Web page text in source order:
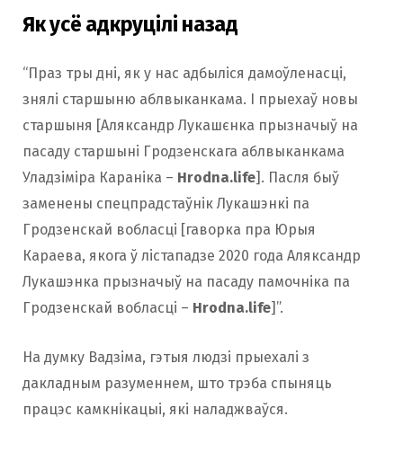
Як усё адкруцілі назад
“Праз тры дні, як у нас адбыліся дамоўленасці,
знялі старшыню аблвыканкама. І прыехаў новы
старшыня [Аляксандр Лукашєнка прызначыў на
пасаду старшыні Гродзенскага аблвыканкама
Уладзіміра Караніка – Hrodna.life]. Пасля быў
заменены спецпрадстаўнік Лукашэнкі па
Гродзенскай вобласці [гаворка пра Юрыя
Караева, якога ў лістападзе 2020 года Аляксандр
Лукашэнка прызначыў на пасаду памочніка па
Гродзенскай вобласці – Hrodna.life]”.
На думку Вадзіма, гэтыя людзі прыехалі з
дакладным разуменнем, што трэба спыняць
працэс камкнікацыі, які наладжваўся.